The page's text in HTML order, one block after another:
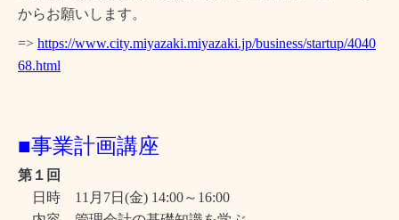
からお願いします。
=> https://www.city.miyazaki.miyazaki.jp/business/startup/4040
68.html
■事業計画講座
第１回
日時 11月7日(金) 14:00～16:00